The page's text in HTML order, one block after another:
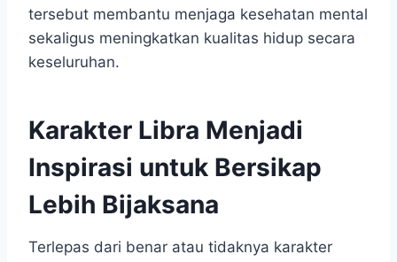
tersebut membantu menjaga kesehatan mental
sekaligus meningkatkan kualitas hidup secara
keseluruhan.
Karakter Libra Menjadi
Inspirasi untuk Bersikap
Lebih Bijaksana
Terlepas dari benar atau tidaknya karakter